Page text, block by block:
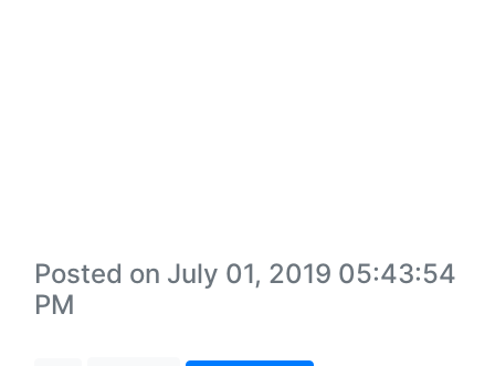
Posted on July 01, 2019 05:43:54
PM